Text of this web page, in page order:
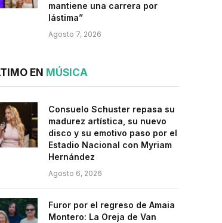
mantiene una carrera por
lástima”
Agosto 7, 2026
EN MÚSICA
Consuelo Schuster repasa su
madurez artística, su nuevo
disco y su emotivo paso por el
Estadio Nacional con Myriam
Hernández
Agosto 6, 2026
Furor por el regreso de Amaia
Montero: La Oreja de Van